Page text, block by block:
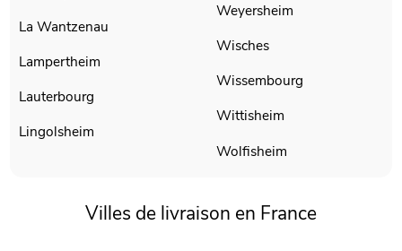
La Wantzenau
Lampertheim
Lauterbourg
Lingolsheim
Weyersheim
Wisches
Wissembourg
Wittisheim
Wolfisheim
Villes de livraison en France